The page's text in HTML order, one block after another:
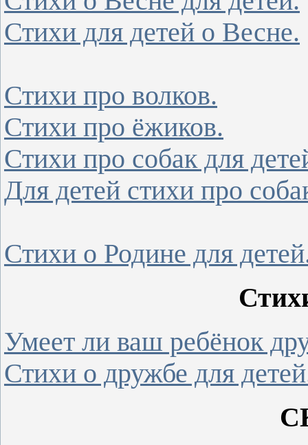
Стихи для детей о Весне.
Стихи про волков.
Стихи про ёжиков.
Стихи про собак для
Для детей стихи про
Стихи о Родине для
Умеет ли ваш ребёнок
Стихи о дружбе для